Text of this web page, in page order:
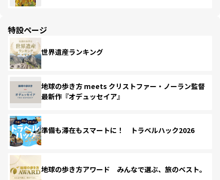
特設ページ
世界遺産ランキング
地球の歩き方 meets クリストファー・ノーラン監督
最新作『オデュッセイア』
準備も滞在もスマートに！ トラベルハック2026
地球の歩き方アワード みんなで選ぶ、旅のベスト。